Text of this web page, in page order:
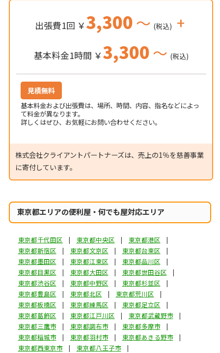
出張費1回 ￥3,300～ (税込) +
基本料金1時間 ￥3,300～ (税込)
見積無料
基本料金および出張費は、場所、時間、内容、指名などによっ
て料金が異なります。
詳しくはぜひ、お気軽にお問い合わせください。
株式会社クライアントパートナーズは、売上の1％を慈善事業
に寄付しています。
東京都エリアの便利屋・何でも屋対応エリア
東京都千代田区 東京都中央区
東京都港区
東京都新宿区
東京都文京区
東京都台東区
東京都墨田区
東京都江東区
東京都品川区
東京都目黒区
東京都大田区
東京都世田谷区
東京都渋谷区
東京都中野区
東京都杉並区
東京都豊島区
東京都北区
東京都荒川区
東京都板橋区
東京都練馬区
東京都足立区
東京都葛飾区
東京都江戸川区
東京都武蔵野市
東京都三鷹市
東京都調布市
東京都多摩市
東京都稲城市
東京都羽村市
東京都あきる野市
東京都西東京市
東京都八王子市